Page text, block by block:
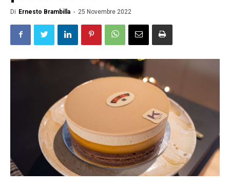
Di Ernesto Brambilla - 25 Novembre 2022